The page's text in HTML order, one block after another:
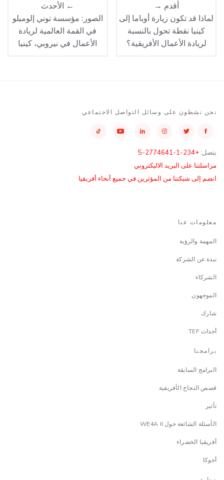
← الأحدث
الصور: مؤسسة توني إلوميلو
في القمة العالمية لريادة
الأعمال في نيروبي، كينيا
أقدم →
لماذا قد تكون زيارة أوباما إلى
كينيا نقطة تحول بالنسبة
لريادة الأعمال الأفريقية؟
نحن نشطون على وسائل التواصل الاجتماعي
يتصل: +234-1-2774641-5
مراسلتنا على البريد الاليكتروني
انضم إلى شبكتنا من المؤثرين في جميع أنحاء أفريقيا
معلومات عنا
المهمة والرؤية
نبذة عن الشركة
الشركاء
الموجهون
شارك
أحداث TEF
برامجنا
البرامج السابقة
قصص النجاح الأفريقية
تأثير
الأسئلة الشائعة حول WE4A II
أفريقيا الخضراء
أجوكا